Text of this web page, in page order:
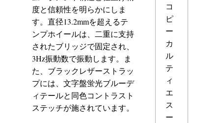
度と信頼性を明らかにしま
す。直径13.2mmを超えるテ
ンプホイールは、二重に支持
されたブリッジで固定され、
3Hz振動数で振動します。ま
た、ブラックレザーストラッ
プには、文字盤蛍光ブルーデ
ィテールと同色コントラスト
ステッチが施されています。
コ
ピ
ー
カ
ル
テ
ィ
エ
ス
ー